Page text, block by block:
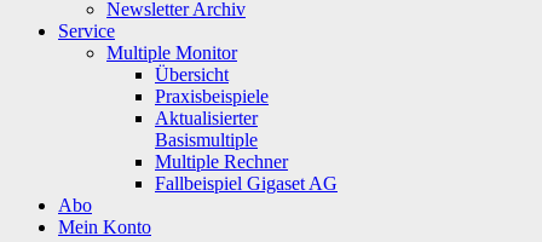
Newsletter Archiv
Service
Multiple Monitor
Übersicht
Praxisbeispiele
Aktualisierter
Basismultiple
Multiple Rechner
Fallbeispiel Gigaset AG
Abo
Mein Konto